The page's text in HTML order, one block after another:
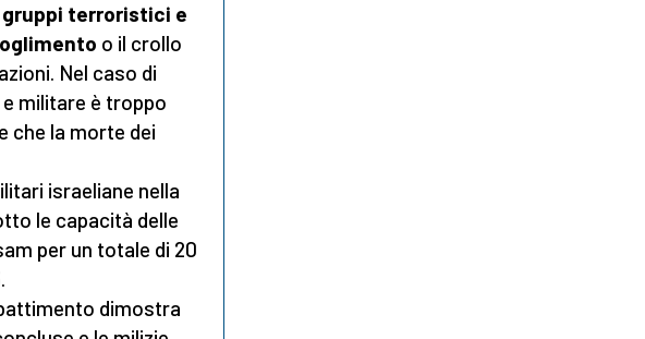
gruppi terroristici e
o il crollo
Nel caso di
militare è troppo
che la morte dei
israeliane nella
le capacità delle
per un totale di 20
dimostra